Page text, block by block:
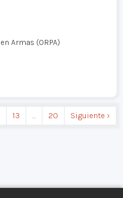
Armas (ORPA)
13 … 20 Siguiente ›